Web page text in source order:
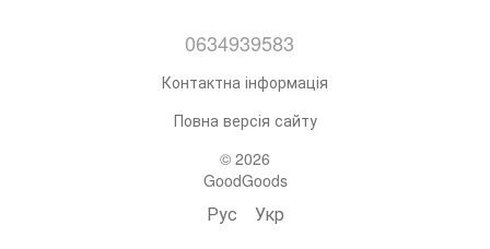
0634939583
Контактна інформація
Повна версія сайту
© 2026
GoodGoods
Рус Укр